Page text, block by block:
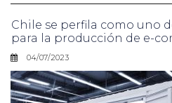
Chile se perfila como uno
para la producción de e-
04/07/2023